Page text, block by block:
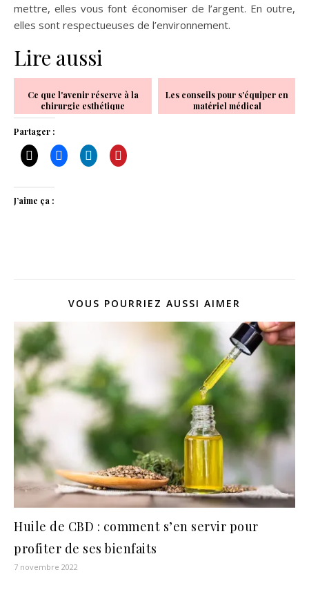
mettre, elles vous font économiser de l’argent. En outre,
elles sont respectueuses de l’environnement.
Lire aussi
Ce que l'avenir réserve à la
chirurgie esthétique
Les conseils pour s'équiper en
matériel médical
Partager :
J’aime ça :
VOUS POURRIEZ AUSSI AIMER
Huile de CBD : comment s’en servir pour
profiter de ses bienfaits
7 novembre 2022